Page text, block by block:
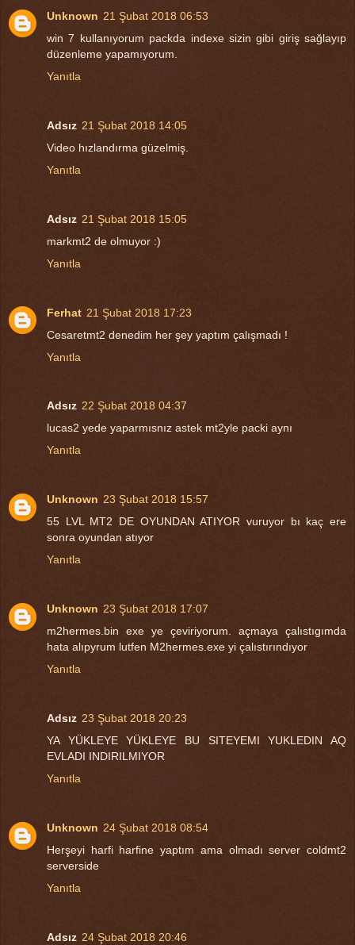
Unknown 21 Şubat 2018 06:53
win 7 kullanıyorum packda indexe sizin gibi giriş sağlayıp
düzenleme yapamıyorum.
Yanıtla
Adsız 21 Şubat 2018 14:05
Video hızlandırma güzelmiş.
Yanıtla
Adsız 21 Şubat 2018 15:05
markmt2 de olmuyor :)
Yanıtla
Ferhat 21 Şubat 2018 17:23
Cesaretmt2 denedim her şey yaptım çalışmadı !
Yanıtla
Adsız 22 Şubat 2018 04:37
lucas2 yede yaparmısnız astek mt2yle packi aynı
Yanıtla
Unknown 23 Şubat 2018 15:57
55 LVL MT2 DE OYUNDAN ATIYOR vuruyor bı kaç ere
sonra oyundan atıyor
Yanıtla
Unknown 23 Şubat 2018 17:07
m2hermes.bin exe ye çeviriyorum. açmaya çalıstıgımda
hata alıpyrum lutfen M2hermes.exe yi çalıstırındıyor
Yanıtla
Adsız 23 Şubat 2018 20:23
YA YÜKLEYE YÜKLEYE BU SITEYEMI YUKLEDIN AQ
EVLADI INDIRILMIYOR
Yanıtla
Unknown 24 Şubat 2018 08:54
Herşeyi harfi harfine yaptım ama olmadı server coldmt2
serverside
Yanıtla
Adsız 24 Şubat 2018 20:46